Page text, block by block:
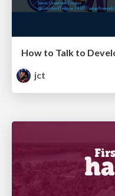
How to Talk to
jct